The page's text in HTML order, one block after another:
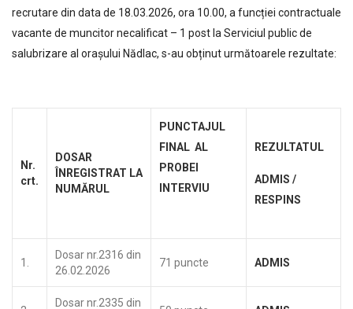
recrutare din data de 18.03.2026, ora 10.00, a funcției contractuale
vacante de muncitor necalificat – 1 post la Serviciul public de
salubrizare al orașului Nădlac, s-au obținut următoarele rezultate:
Nr.
crt.
DOSAR
NREGISTRAT LA
NUMĂRUL
PUNCTAJUL
FINAL AL
PROBEI
INTERVIU
REZULTATUL
ADMIS /
RESPINS
1.
Dosar nr.2316 din
26.02.2026
71 puncte ADMIS
Dosar nr.2335 din